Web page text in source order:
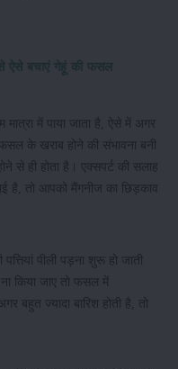
से ऐसे बचाएं गेहूं की फसल
में पाया जाता है, ऐसे में अगर
के खराब होने की संभावना बनी
से ही होता है। एक्सपर्ट की सलाह
है, तो आपको मैंगनीज का छिड़काव
पीली पड़ना शुरू हो जाती
किया जाए तो फसल में
बहुत ज्यादा बारिश होती है, तो